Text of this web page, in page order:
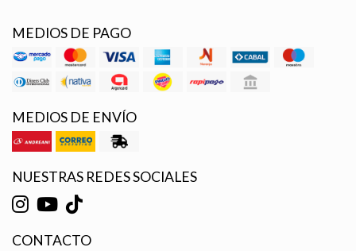
MEDIOS DE PAGO
MEDIOS DE ENVÍO
NUESTRAS REDES SOCIALES
CONTACTO